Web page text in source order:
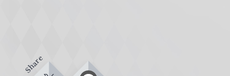
Share